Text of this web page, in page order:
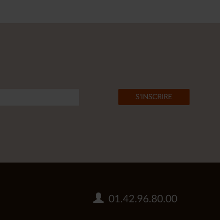
01.42.96.80.00